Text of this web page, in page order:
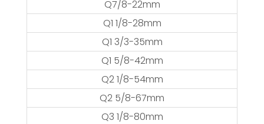
Q7/8-22mm
Q1 1/8-28mm
Q1 3/3-35mm
Q1 5/8-42mm
Q2 1/8-54mm
Q2 5/8-67mm
Q3 1/8-80mm